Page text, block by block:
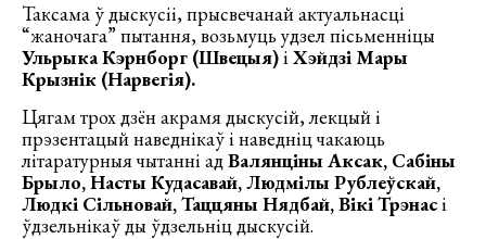
Таксама ў дыскусіі, прысвечанай актуальнасці
“жаночага” пытання, возьмуць удзел пісьменніцы
Ульрыка Кэрнборг (Швецыя)іХэйдзі Мары
Крызнік (Нарвегія).
Цягам трох дзён акрамя дыскусій, лекцый і
прэзентацый наведнікаў і наведніц чакаюць
літаратурныя чытанні адВалянціны Аксак, Сабіны
Брыло, Насты Кудасавай, Людмілы Рублеўскай,
Людкі Сільновай, Таццяны Нядбай, Вікі Трэнасі
ўдзельнікаў ды ўдзельніц дыскусій.